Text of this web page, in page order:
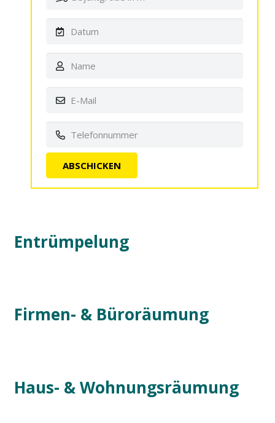
Entrümpelung
Firmen- & Büroräumung
Haus- & Wohnungsräumung